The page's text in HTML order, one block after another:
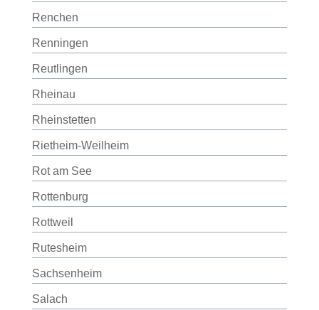
Renchen
Renningen
Reutlingen
Rheinau
Rheinstetten
Rietheim-Weilheim
Rot am See
Rottenburg
Rottweil
Rutesheim
Sachsenheim
Salach